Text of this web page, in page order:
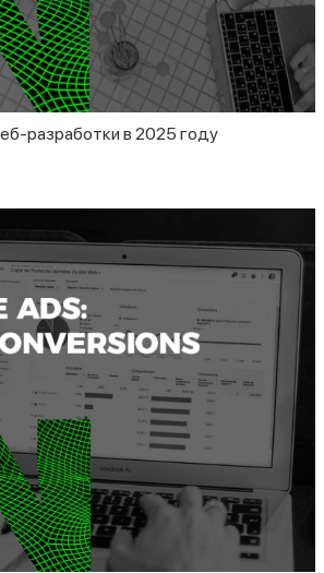
разработки в 2025 году